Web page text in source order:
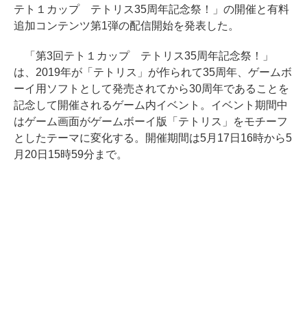
テト１カップ テトリス35周年記念祭！」の開催と有料
追加コンテンツ第1弾の配信開始を発表した。
「第3回テト１カップ テトリス35周年記念祭！」
は、2019年が「テトリス」が作られて35周年、ゲームボ
ーイ用ソフトとして発売されてから30周年であることを
記念して開催されるゲーム内イベント。イベント期間中
はゲーム画面がゲームボーイ版「テトリス」をモチーフ
としたテーマに変化する。開催期間は5月17日16時から5
月20日15時59分まで。